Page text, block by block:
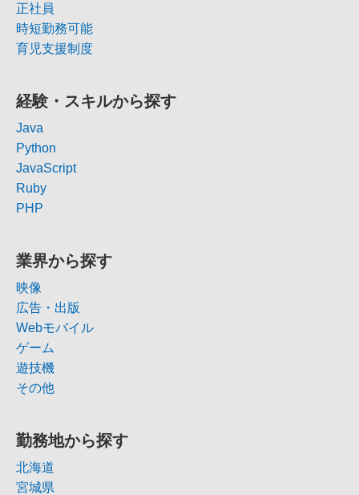
正社員
時短勤務可能
育児支援制度
経験・スキルから探す
Java
Python
JavaScript
Ruby
PHP
業界から探す
映像
広告・出版
Webモバイル
ゲーム
遊技機
その他
勤務地から探す
北海道
宮城県